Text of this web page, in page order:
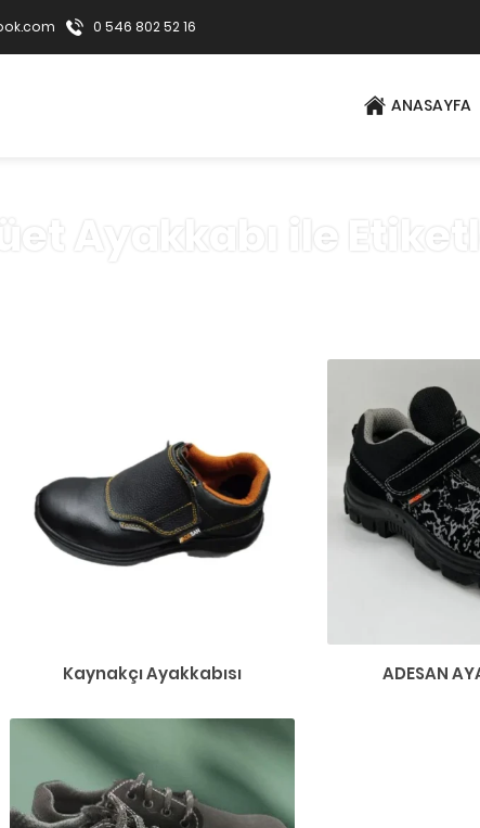
0 546 802 52 16
ANASAYFA
Ayakkabı ile
Kaynakçı Ayakkabısı ADESAN